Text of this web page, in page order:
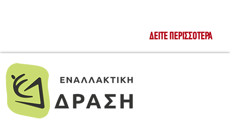
ΔΕΊΤΕ ΠΕΡΙΣΣΌΤΕΡΑ